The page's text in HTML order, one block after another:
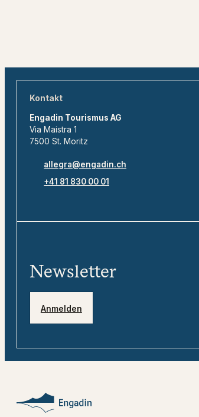
Kontakt
Engadin Tourismus AG
Via Maistra 1
7500 St. Moritz
allegra@engadin.ch
+41 81 830 00 01
Newsletter
Anmelden